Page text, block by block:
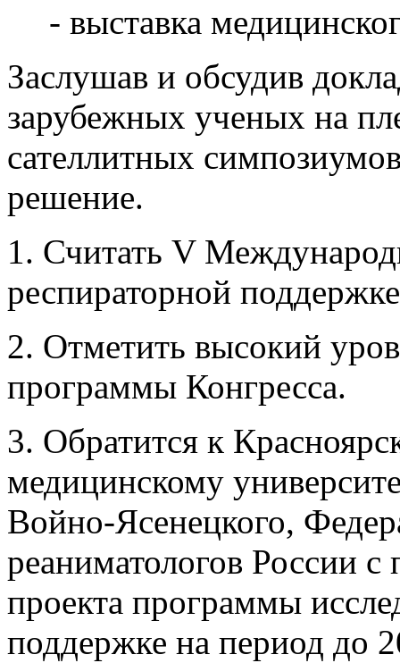
- выставка
Заслушав и обсудив
зарубежных ученых на
сателлитных
решение.
1. Считать V
респираторной
2. Отметить высокий
программы Конгресса.
3. Обратится к
медицинскому
Войно-Ясенецкого,
реаниматологов России
проекта программы
поддержке на период до